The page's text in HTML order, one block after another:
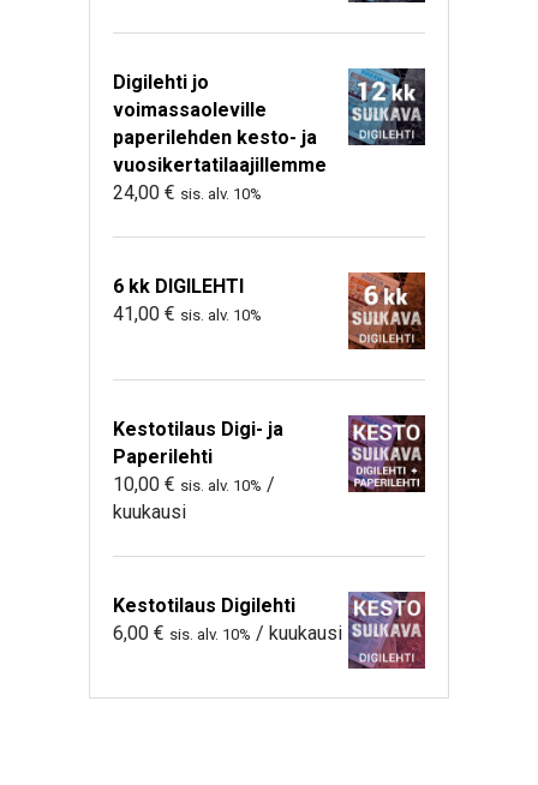
Digilehti jo
voimassaoleville
paperilehden kesto- ja
vuosikertatilaajillemme
24,00 € sis. alv. 10%
6 kk DIGILEHTI
41,00 € sis. alv. 10%
Kestotilaus Digi- ja
Paperilehti
10,00 € sis. alv. 10% /
kuukausi
Kestotilaus Digilehti
6,00 € sis. alv. 10% / kuukausi